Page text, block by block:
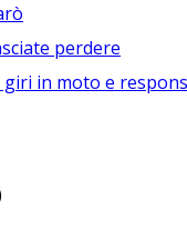
perdere
giri in moto e